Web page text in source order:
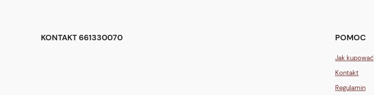
KONTAKT 661330070 POMOC
Jak kupować
Kontakt
Regulamin